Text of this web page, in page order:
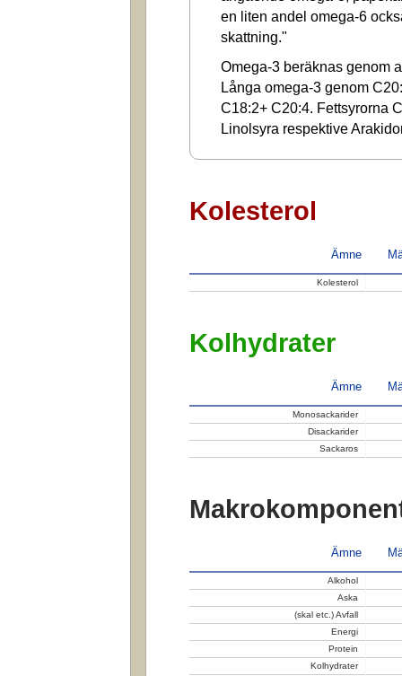
en liten andel omega-6
skattning."
Omega-3 beräknas genom
Långa omega-3 genom
C18:2+ C20:4. Fettsyrorna
Linolsyra respektive
Kolesterol
Ämne
Kolesterol
Kolhydrater
Ämne
Monosackarider
Disackarider
Sackaros
Ämne
Alkohol
Aska
(skal etc.) Avfall
Energi
Protein
Kolhydrater